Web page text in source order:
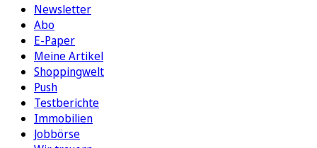
Newsletter
Abo
E-Paper
Meine Artikel
Shoppingwelt
Push
Testberichte
Immobilien
Jobbörse